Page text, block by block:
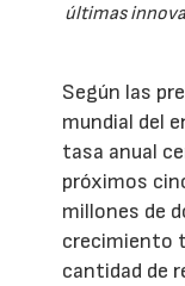
últimas
Según las
mundial del
tasa anual
próximos
millones de
crecimiento
cantidad de